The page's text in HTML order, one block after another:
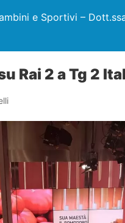
e Sportivi –
Rai 2 a Tg 2